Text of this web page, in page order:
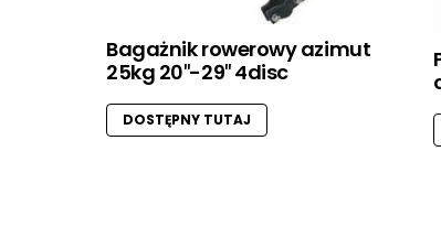
Bagażnik rowerowy azimut
25kg 20″-29″ 4disc
DOSTĘPNY TUTAJ